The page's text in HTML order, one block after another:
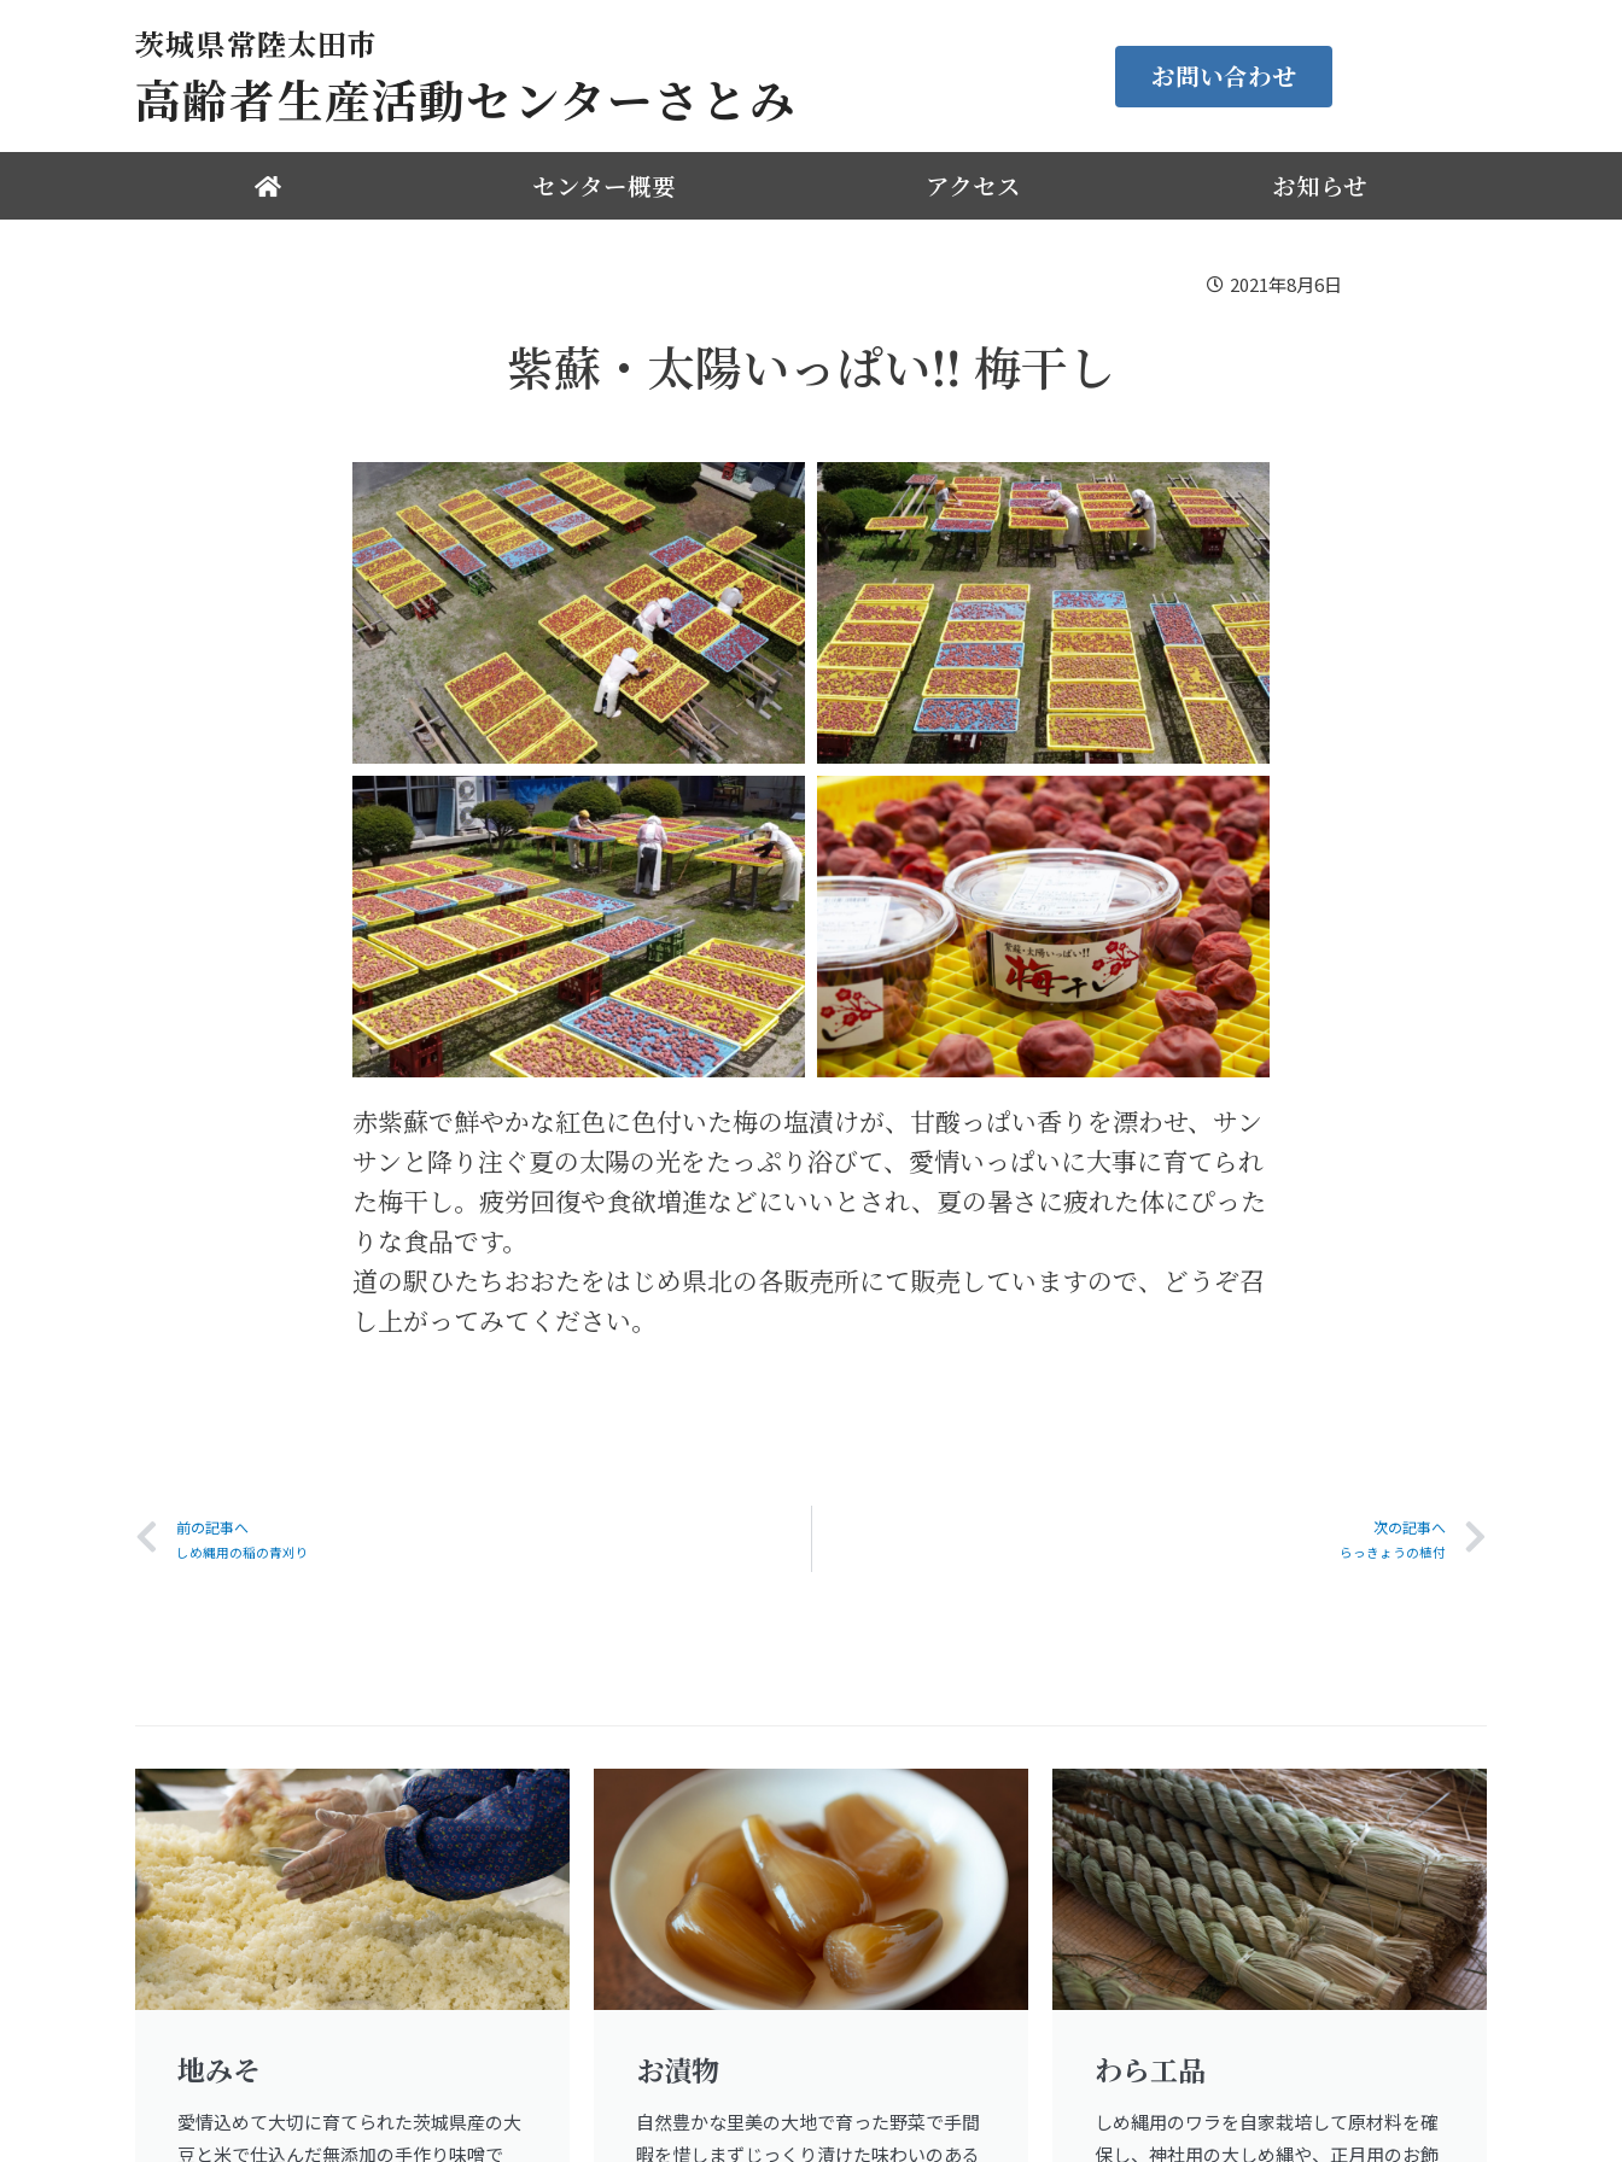
茨城県常陸太田市
高齢者生産活動センターさとみ お問い合わせ
センター概要 アクセス お知らせ
2021年8月6日
紫蘇・太陽いっぱい‼ 梅干し
赤紫蘇で鮮やかな紅色に色付いた梅の塩漬けが、甘酸っぱい香りを漂わせ、サン
サンと降り注ぐ夏の太陽の光をたっぷり浴びて、愛情いっぱいに大事に育てられ
た梅干し。疲労回復や食欲増進などにいいとされ、夏の暑さに疲れた体にぴった
りな食品です。
道の駅ひたちおおたをはじめ県北の各販売所にて販売していますので、どうぞ召
し上がってみてください。
前の記事へ
しめ縄用の稲の青刈り
次の記事へ
らっきょうの植付
地みそ
愛情込めて大切に育てられた茨城県産の大
豆と米で仕込んだ無添加の手作り味噌で
お漬物
自然豊かな里美の大地で育った野菜で手間
暇を惜しまずじっくり漬けた味わいのある
わら工品
しめ縄用のワラを自家栽培して原材料を確
保し、神社用の大しめ縄や、正月用のお飾